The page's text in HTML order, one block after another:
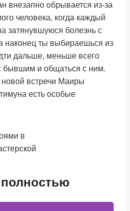
внезапно обрывается из-за
человека, когда каждый
затянувшуюся болезнь с
наконец ты выбираешься из
дальше, меньше всего
бывшим и общаться с ним.
встречи Маиры
есть особые
в
полностью